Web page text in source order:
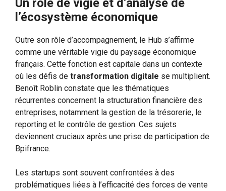
Un rôle de vigie et d’analyse de
l’écosystème économique
Outre son rôle d’accompagnement, le Hub s’affirme
comme une véritable vigie du paysage économique
français. Cette fonction est capitale dans un contexte
où les défis de transformation digitale se multiplient.
Benoît Roblin constate que les thématiques
récurrentes concernent la structuration financière des
entreprises, notamment la gestion de la trésorerie, le
reporting et le contrôle de gestion. Ces sujets
deviennent cruciaux après une prise de participation de
Bpifrance.
Les startups sont souvent confrontées à des
problématiques liées à l’efficacité des forces de vente